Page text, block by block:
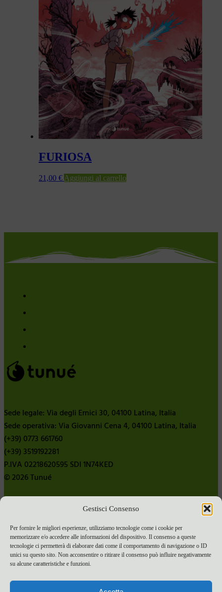
Gestisci Consenso
Per fornire le migliori esperienze, utilizziamo tecnologie come i cookie per
memorizzare e/o accedere alle informazioni del dispositivo. Il consenso a queste
tecnologie ci permetterà di elaborare dati come il comportamento di navigazione o ID
unici su questo sito. Non acconsentire o ritirare il consenso può influire negativamente
su alcune caratteristiche e funzioni.
FURIOSA
21,00 € Aggiungi al carrello
Sede legale: Via degli Ernici 30, 04100 Latina, Italia
Sede operativa: Via Giovanni Cena 4, 04100 Latina, Italia
(+39) 0773 661760
(+39) 3519192281
P.IVA 02218620595 SDI 1N74KED
© 2026 Tunué
Contatti
Pubblica con noi
Termini e condizioni e-commerce
Spese di spedizione
Privacy Policy